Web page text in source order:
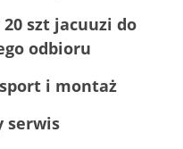
szt jacuuzi do
odbioru
i montaż
serwis